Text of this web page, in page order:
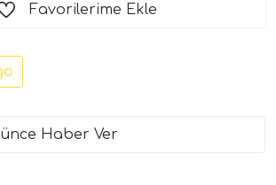
Favorilerime Ekle
Haber Ver